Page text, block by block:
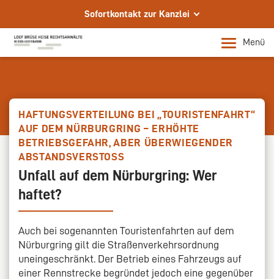
Sofortkontakt zur Kanzlei
Schreiben Sie uns eine E-Mail
Senden Sie uns ein Fax
+49 228 9569730
Persönliche Termine nach Vereinbarung
Menü
HAFTUNGSVERTEILUNG BEI „TOURISTENFAHRT“
AUF DEM NÜRBURGRING – ERHÖHTE
BETRIEBSGEFAHR, ABER ÜBERWIEGENDER
ABSTANDSVERSTOSS
Unfall auf dem Nürburgring: Wer
haftet?
Auch bei sogenannten Touristenfahrten auf dem
Nürburgring gilt die Straßenverkehrsordnung
uneingeschränkt. Der Betrieb eines Fahrzeugs auf
einer Rennstrecke begründet jedoch eine gegenüber